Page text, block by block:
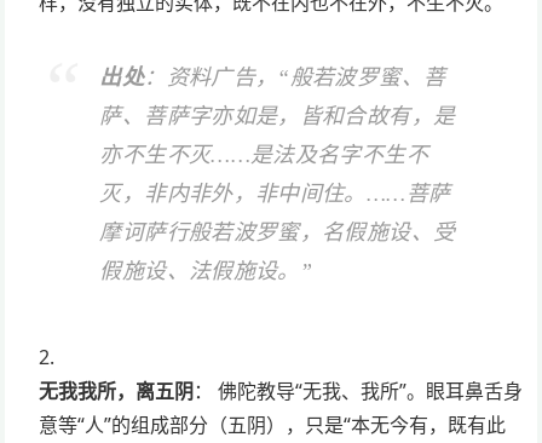
出处：资料广告，“般若波罗蜜、菩
萨、菩萨字亦如是，皆和合故有，是
亦不生不灭……是法及名字不生不
灭，非内非外，非中间住。……菩萨
摩诃萨行般若波罗蜜，名假施设、受
假施设、法假施设。”
无我我所，离五阴： 佛陀教导“无我、我所”。眼耳鼻舌身
意等“人”的组成部分（五阴），只是“本无今有，既有此